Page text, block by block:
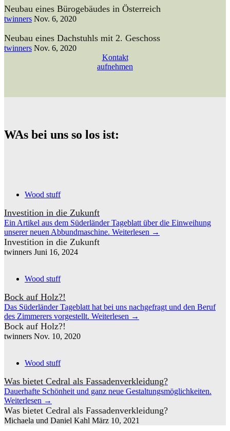
Neubau eines Bürogebäudes in Österreich
twinners Nov. 6, 2020
Neubau eines Dachstuhls mit 2. Geschoss
twinners Nov. 6, 2020
Kontakt
aufnehmen
WAs bei uns so los ist:
Wood stuff
Investition in die Zukunft
Ein Artikel aus dem Süderländer Tageblatt über die Einweihung
unserer neuen Abbundmaschine. Weiterlesen →
Investition in die Zukunft
twinners Juni 16, 2024
Wood stuff
Bock auf Holz?!
Das Süderländer Tageblatt hat bei uns nachgefragt und den Beruf
des Zimmerers vorgestellt. Weiterlesen →
Bock auf Holz?!
twinners Nov. 10, 2020
Wood stuff
Was bietet Cedral als Fassadenverkleidung?
Dauerhafte Schönheit und ganz neue Gestaltungsmöglichkeiten.
Weiterlesen →
Was bietet Cedral als Fassadenverkleidung?
Michaela und Daniel Kahl März 10, 2021